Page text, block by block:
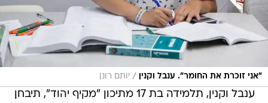
"אני זוכרת את החומר". ענבל וקנין / יותם רונן
ענבל וקנין, תלמידה בת 17 מתיכון "מקיף יהוד", תיבחן